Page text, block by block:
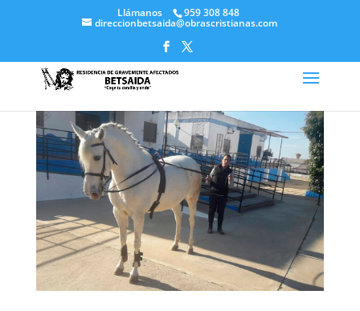
Llámanos 959 308 848
direccionbetsaida@obrascristianas.com